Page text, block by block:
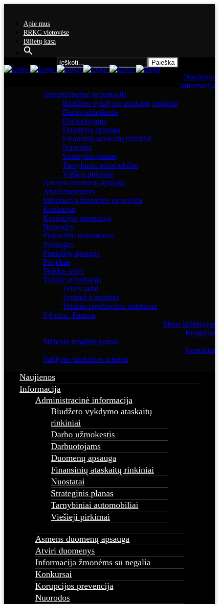
Apie mus
RRKC vietovėse
Bilietų kasa
Naujienos
Informacija
Administracinė informacija
Biudžeto vykdymo ataskaitų rinkiniai
Darbo užmokestis
Darbuotojams
Duomenų apsauga
Finansinių ataskaitų rinkiniai
Nuostatai
Strateginis planas
Tarnybiniai automobiliai
Viešieji pirkimai
Asmens duomenų apsauga
Atviri duomenys
Informacija žmonėms su negalia
Konkursai
Korupcijos prevencija
Nuorodos
Planavimo dokumentai
Paslaugos
Pranešėjų apsauga
Projektai
Veiklos sritys
Teisinė informacija
Teisės aktai
Tyrimai ir analizės
Teisinio reguliavimo stebėsena
0,6 proc. Parama
Meno kolektyvai
Renginiai
Mėnesio renginių planas
Kontaktai
Valdymo struktūros schema
Naujienos
Informacija
Administracinė informacija
Biudžeto vykdymo ataskaitų
rinkiniai
Darbo užmokestis
Darbuotojams
Duomenų apsauga
Finansinių ataskaitų rinkiniai
Nuostatai
Strateginis planas
Tarnybiniai automobiliai
Viešieji pirkimai
Asmens duomenų apsauga
Atviri duomenys
Informacija žmonėms su negalia
Konkursai
Korupcijos prevencija
Nuorodos